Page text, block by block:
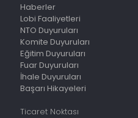
Haberler
Lobi Faaliyetleri
NTO Duyuruları
Komite Duyuruları
Eğitim Duyuruları
Fuar Duyuruları
İhale Duyuruları
Başarı Hikayeleri
Ticaret Noktası